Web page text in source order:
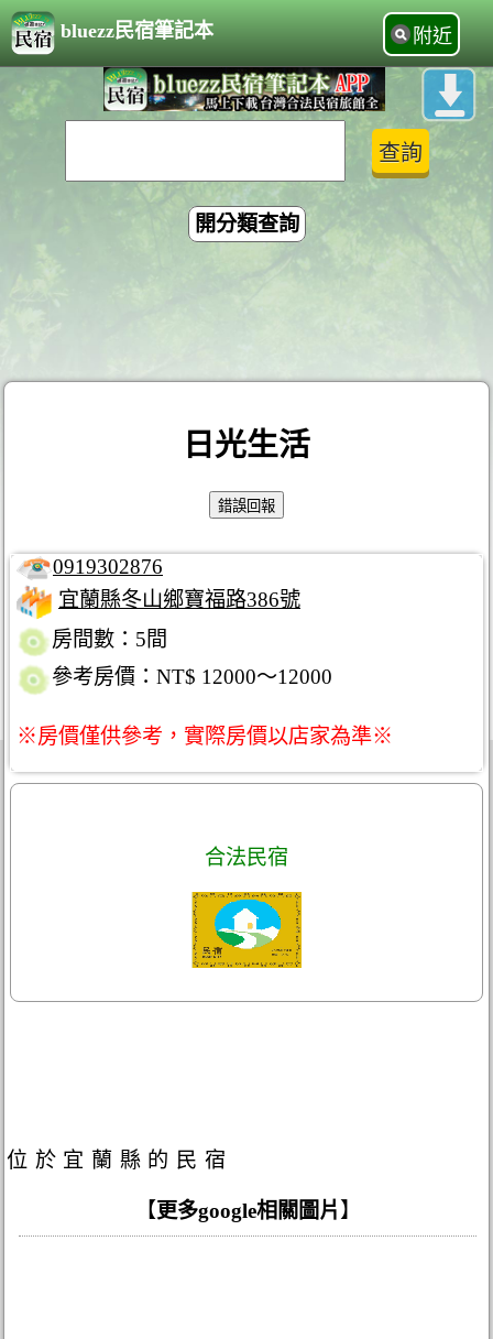
bluezz民宿筆記本 附近
開分類查詢
日光生活
0919302876
宜蘭縣冬山鄉寶福路386號
房間數：5間
參考房價：NT$ 12000～12000
※房價僅供參考，實際房價以店家為準※
合法民宿
位於宜蘭縣的民宿
【更多google相關圖片 】